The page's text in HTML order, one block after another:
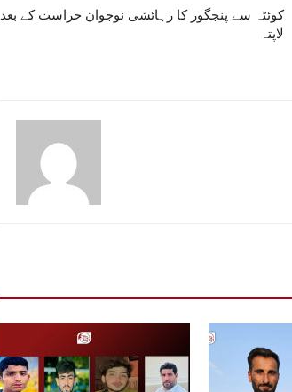
کوئٹہ سے پنجگور کا رہائشی نوجوان حراست کے بعد
لاپتہ